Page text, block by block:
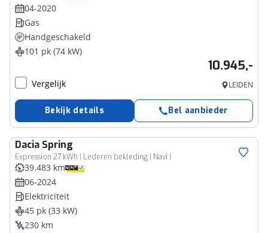
04-2020
Gas
Handgeschakeld
101 pk (74 kW)
10.945,-
Vergelijk LEIDEN
Bekijk details Bel aanbieder
Dacia Spring
Expression 27 kWh | Lederen bekleding | Navi |
39.483 km
06-2024
Elektriciteit
45 pk (33 kW)
230 km